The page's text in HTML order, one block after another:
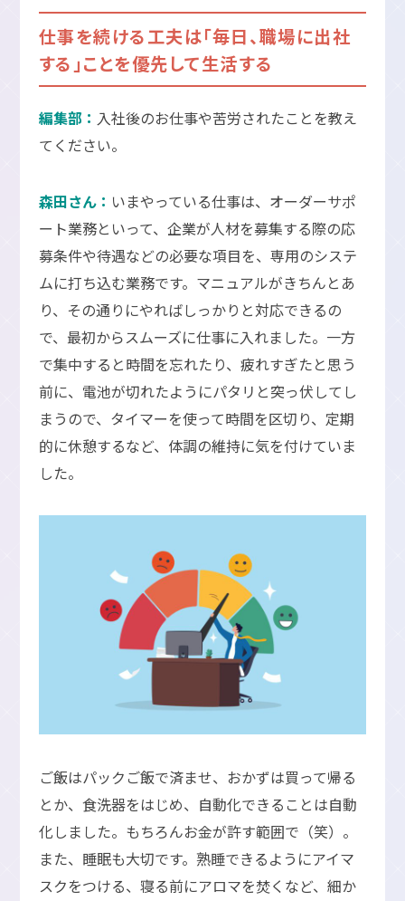
仕事を続ける工夫は「毎日、職場に出社
する」ことを優先して生活する
編集部： 入社後のお仕事や苦労されたことを教え
てください。
森田さん： いまやっている仕事は、オーダーサポ
ート業務といって、企業が人材を募集する際の応
募条件や待遇などの必要な項目を、専用のシステ
ムに打ち込む業務です。マニュアルがきちんとあ
り、その通りにやればしっかりと対応できるの
で、最初からスムーズに仕事に入れました。一方
で集中すると時間を忘れたり、疲れすぎたと思う
前に、電池が切れたようにパタリと突っ伏してし
まうので、タイマーを使って時間を区切り、定期
的に休憩するなど、体調の維持に気を付けていま
した。
ご飯はパックご飯で済ませ、おかずは買って帰る
とか、食洗器をはじめ、自動化できることは自動
化しました。もちろんお金が許す範囲で（笑）。
また、睡眠も大切です。熟睡できるようにアイマ
スクをつける、寝る前にアロマを焚くなど、細か